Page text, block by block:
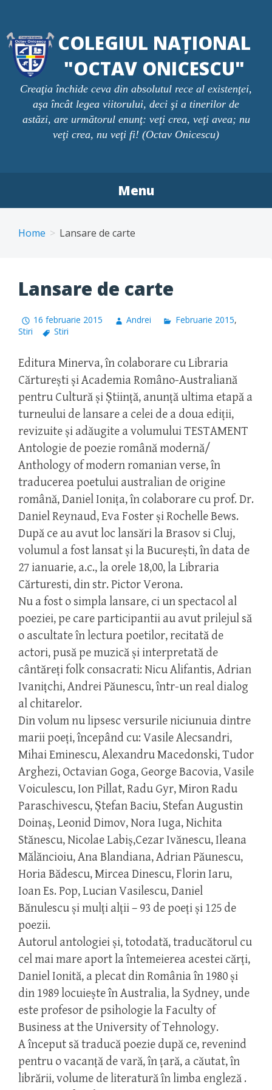
content
COLEGIUL NAȚIONAL
"OCTAV ONICESCU"
Creaţia închide ceva din absolutul rece al existenţei,
aşa încât legea viitorului, deci şi a tinerilor de
astăzi, are următorul enunţ: veţi crea, veţi avea; nu
veţi crea, nu veţi fi! (Octav Onicescu)
Menu
Home Lansare de carte
Lansare de carte
16 februarie 2015 Andrei Februarie 2015,
Stiri
Stiri
Editura Minerva, în colaborare cu Libraria
Cărturești și Academia Româno-Australiană
pentru Cultură și Știință, anunță ultima etapă a
turneului de lansare a celei de a doua ediții,
revizuite și adăugite a volumului TESTAMENT
Antologie de poezie română modernă/
Anthology of modern romanian verse, în
traducerea poetului australian de origine
română, Daniel Ionița, în colaborare cu prof. Dr.
Daniel Reynaud, Eva Foster și Rochelle Bews.
După ce au avut loc lansări la Brasov si Cluj,
volumul a fost lansat și la București, în data de
27 ianuarie, a.c., la orele 18,00, la Libraria
Cărturesti, din str. Pictor Verona.
Nu a fost o simpla lansare, ci un spectacol al
poeziei, pe care participantii au avut prilejul să
o ascultate în lectura poetilor, recitată de
actori, pusă pe muzică și interpretată de
cântăreți folk consacrati: Nicu Alifantis, Adrian
Ivanițchi, Andrei Păunescu, într-un real dialog
al chitarelor.
Din volum nu lipsesc versurile niciunuia dintre
marii poeți, începând cu: Vasile Alecsandri,
Mihai Eminescu, Alexandru Macedonski, Tudor
Arghezi, Octavian Goga, George Bacovia, Vasile
Voiculescu, Ion Pillat, Radu Gyr, Miron Radu
Paraschivescu, Ștefan Baciu, Stefan Augustin
Doinaș, Leonid Dimov, Nora Iuga, Nichita
Stănescu, Nicolae Labiș,Cezar Ivănescu, Ileana
Mălăncioiu, Ana Blandiana, Adrian Păunescu,
Horia Bădescu, Mircea Dinescu, Florin Iaru,
Ioan Es. Pop, Lucian Vasilescu, Daniel
Bănulescu și mulți alții – 93 de poeți și 125 de
poezii.
Autorul antologiei și, totodată, traducătorul cu
cel mai mare aport la întemeierea acestei cărți,
Daniel Ionită, a plecat din România în 1980 și
din 1989 locuiește în Australia, la Sydney, unde
este profesor de psihologie la Faculty of
Business at the University of Tehnology.
A început să traducă poezie după ce, revenind
pentru o vacanță de vară, în țară, a căutat, în
librării, volume de literatură în limba engleză .